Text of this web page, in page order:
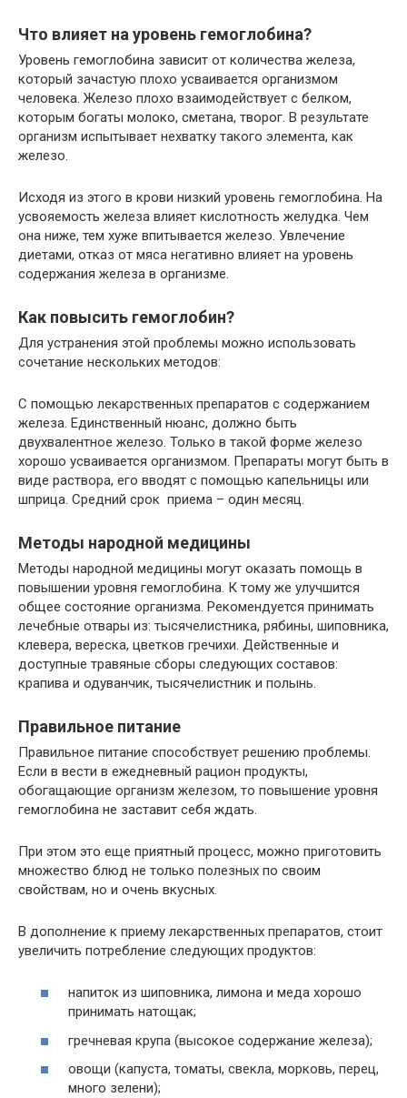
Что влияет на уровень гемоглобина?
Уровень гемоглобина зависит от количества железа,
который зачастую плохо усваивается организмом
человека. Железо плохо взаимодействует с белком,
которым богаты молоко, сметана, творог. В результате
организм испытывает нехватку такого элемента, как
железо.
Исходя из этого в крови низкий уровень гемоглобина. На
усвояемость железа влияет кислотность желудка. Чем
она ниже, тем хуже впитывается железо. Увлечение
диетами, отказ от мяса негативно влияет на уровень
содержания железа в организме.
Как повысить гемоглобин?
Для устранения этой проблемы можно использовать
сочетание нескольких методов:
С помощью лекарственных препаратов с содержанием
железа. Единственный нюанс, должно быть
двухвалентное железо. Только в такой форме железо
хорошо усваивается организмом. Препараты могут быть в
виде раствора, его вводят с помощью капельницы или
шприца. Средний срок приема – один месяц.
Методы народной медицины
Методы народной медицины могут оказать помощь в
повышении уровня гемоглобина. К тому же улучшится
общее состояние организма. Рекомендуется принимать
лечебные отвары из: тысячелистника, рябины, шиповника,
клевера, вереска, цветков гречихи. Действенные и
доступные травяные сборы следующих составов:
крапива и одуванчик, тысячелистник и полынь.
Правильное питание
Правильное питание способствует решению проблемы.
Если в вести в ежедневный рацион продукты,
обогащающие организм железом, то повышение уровня
гемоглобина не заставит себя ждать.
При этом это еще приятный процесс, можно приготовить
множество блюд не только полезных по своим
свойствам, но и очень вкусных.
В дополнение к приему лекарственных препаратов, стоит
увеличить потребление следующих продуктов:
напиток из шиповника, лимона и меда хорошо
принимать натощак;
гречневая крупа (высокое содержание железа);
овощи (капуста, томаты, свекла, морковь, перец,
много зелени);